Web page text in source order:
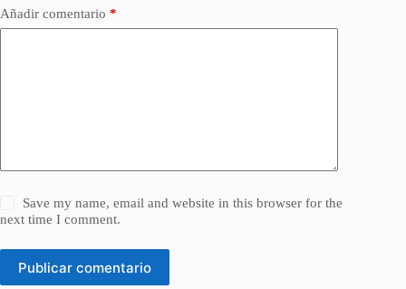
Añadir comentario *
Save my name, email and website in this browser for the
next time I comment.
Publicar comentario